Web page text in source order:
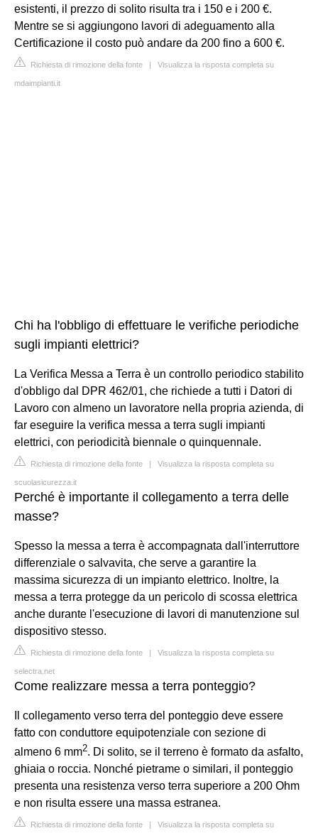
esistenti, il prezzo di solito risulta tra i 150 e i 200 €.
Mentre se si aggiungono lavori di adeguamento alla
Certificazione il costo può andare da 200 fino a 600 €.
Richiesta di rimozione della fonte | Visualizza la risposta completa su
mdaimpianti.it
Chi ha l'obbligo di effettuare le verifiche periodiche
sugli impianti elettrici?
La Verifica Messa a Terra è un controllo periodico stabilito
d'obbligo dal DPR 462/01, che richiede a tutti i Datori di
Lavoro con almeno un lavoratore nella propria azienda, di
far eseguire la verifica messa a terra sugli impianti
elettrici, con periodicità biennale o quinquennale.
Richiesta di rimozione della fonte | Visualizza la risposta completa su
scuolasicurezza.it
Perché è importante il collegamento a terra delle
masse?
Spesso la messa a terra è accompagnata dall'interruttore
differenziale o salvavita, che serve a garantire la
massima sicurezza di un impianto elettrico. Inoltre, la
messa a terra protegge da un pericolo di scossa elettrica
anche durante l'esecuzione di lavori di manutenzione sul
dispositivo stesso.
Richiesta di rimozione della fonte | Visualizza la risposta completa su
selectra.net
Come realizzare messa a terra ponteggio?
Il collegamento verso terra del ponteggio deve essere
fatto con conduttore equipotenziale con sezione di
almeno 6 mm2. Di solito, se il terreno è formato da asfalto,
ghiaia o roccia. Nonché pietrame o similari, il ponteggio
presenta una resistenza verso terra superiore a 200 Ohm
e non risulta essere una massa estranea.
Richiesta di rimozione della fonte | Visualizza la risposta completa su